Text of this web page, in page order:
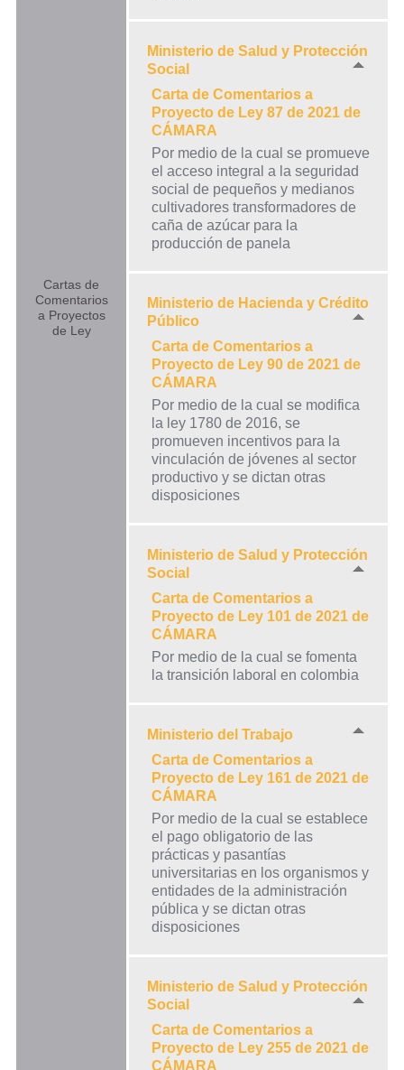
Cartas de
Comentarios
a Proyectos
de Ley
Ministerio de Salud y Protección
Social
Carta de Comentarios a
Proyecto de Ley 87 de 2021 de
CÁMARA
Por medio de la cual se promueve
el acceso integral a la seguridad
social de pequeños y medianos
cultivadores transformadores de
caña de azúcar para la
producción de panela
Ministerio de Hacienda y Crédito
Público
Carta de Comentarios a
Proyecto de Ley 90 de 2021 de
CÁMARA
Por medio de la cual se modifica
la ley 1780 de 2016, se
promueven incentivos para la
vinculación de jóvenes al sector
productivo y se dictan otras
disposiciones
Ministerio de Salud y Protección
Social
Carta de Comentarios a
Proyecto de Ley 101 de 2021 de
CÁMARA
Por medio de la cual se fomenta
la transición laboral en colombia
Ministerio del Trabajo
Carta de Comentarios a
Proyecto de Ley 161 de 2021 de
CÁMARA
Por medio de la cual se establece
el pago obligatorio de las
prácticas y pasantías
universitarias en los organismos y
entidades de la administración
pública y se dictan otras
disposiciones
Ministerio de Salud y Protección
Social
Carta de Comentarios a
Proyecto de Ley 255 de 2021 de
CÁMARA